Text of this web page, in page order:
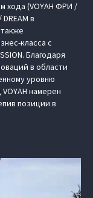
хода (VOYAH ФРИ /
в
класса с
Благодаря
в области
уровню
намерен
позиции в